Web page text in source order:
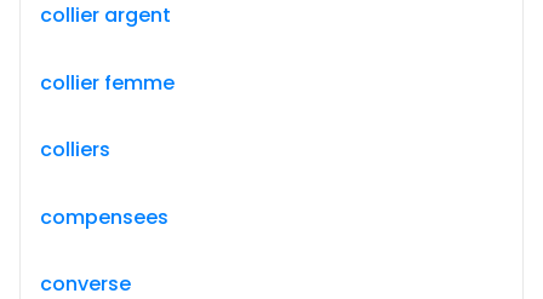
collier argent
collier femme
colliers
compensees
converse